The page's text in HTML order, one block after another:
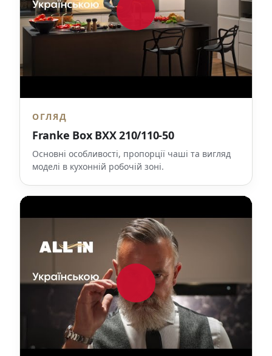
ОГЛЯД
Franke Box BXX 210/110-50
Основні особливості, пропорції чаші та вигляд
моделі в кухонній робочій зоні.